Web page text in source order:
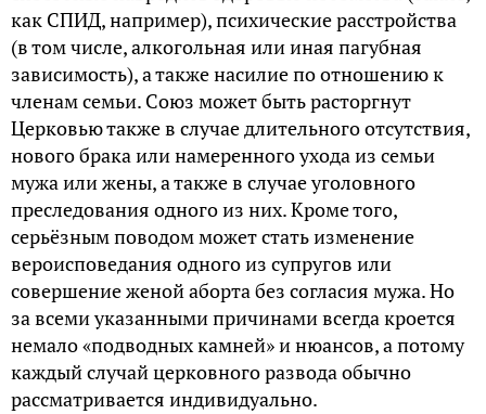
как СПИД, например), психические расстройства
(в том числе, алкогольная или иная пагубная
зависимость), а также насилие по отношению к
членам семьи. Союз может быть расторгнут
Церковью также в случае длительного отсутствия,
нового брака или намеренного ухода из семьи
мужа или жены, а также в случае уголовного
преследования одного из них. Кроме того,
серьёзным поводом может стать изменение
вероисповедания одного из супругов или
совершение женой аборта без согласия мужа. Но
за всеми указанными причинами всегда кроется
немало «подводных камней» и нюансов, а потому
каждый случай церковного развода обычно
рассматривается индивидуально.